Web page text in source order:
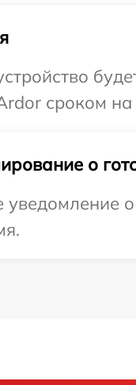
сроком
о
уведомление